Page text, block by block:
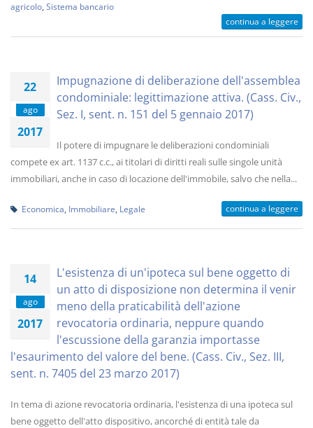
agricolo Sistema bancario
continua a leggere
22
ago
2017
Impugnazione di deliberazione dell'assemblea
condominiale: legittimazione attiva. (Cass. Civ.,
Sez. I, sent. n. 151 del 5 gennaio 2017)
Il potere di impugnare le deliberazioni condominiali
compete ex art. 1137 c.c., ai titolari di diritti reali sulle singole unità
immobiliari, anche in caso di locazione dell'immobile, salvo che nella...
Economica Immobiliare Legale continua a leggere
14
ago
2017
L'esistenza di un'ipoteca sul bene oggetto di
un atto di disposizione non determina il venir
meno della praticabilità dell'azione
revocatoria ordinaria, neppure quando
l'escussione della garanzia importasse
l'esaurimento del valore del bene. (Cass. Civ., Sez. III,
sent. n. 7405 del 23 marzo 2017)
In tema di azione revocatoria ordinaria, l'esistenza di una ipoteca sul
bene oggetto dell'atto dispositivo, ancorché di entità tale da